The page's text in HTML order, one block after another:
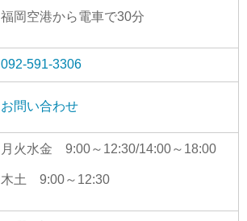
福岡空港から電車で30分
092-591-3306
お問い合わせ
月火水金 9:00～12:30/14:00～18:00
木土 9:00～12:30